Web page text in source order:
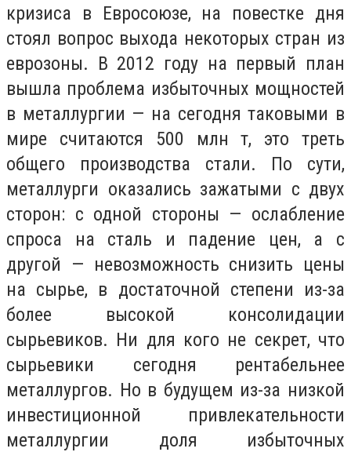
кризиса в Евросоюзе, на повестке дня
стоял вопрос выхода некоторых стран из
еврозоны. В 2012 году на первый план
вышла проблема избыточных мощностей
в металлургии — на сегодня таковыми в
мире считаются 500 млн т, это треть
общего производства стали. По сути,
металлурги оказались зажатыми с двух
сторон: с одной стороны — ослабление
спроса на сталь и падение цен, а с
другой — невозможность снизить цены
на сырье, в достаточной степени из-за
более высокой консолидации
сырьевиков. Ни для кого не секрет, что
сырьевики сегодня рентабельнее
металлургов. Но в будущем из-за низкой
инвестиционной привлекательности
металлургии доля избыточных